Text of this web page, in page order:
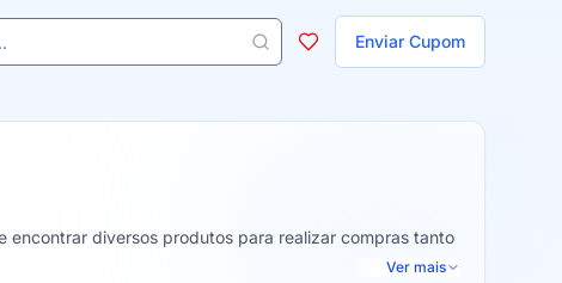
Enviar Cupom
lojas
encontrar diversos produtos para realizar compras tanto
Ver mais